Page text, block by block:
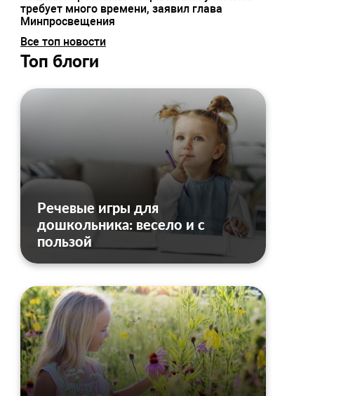
требует много времени, заявил глава
Минпросвещения
Все топ новости
Топ блоги
Речевые игры для
дошкольника: весело и с
пользой